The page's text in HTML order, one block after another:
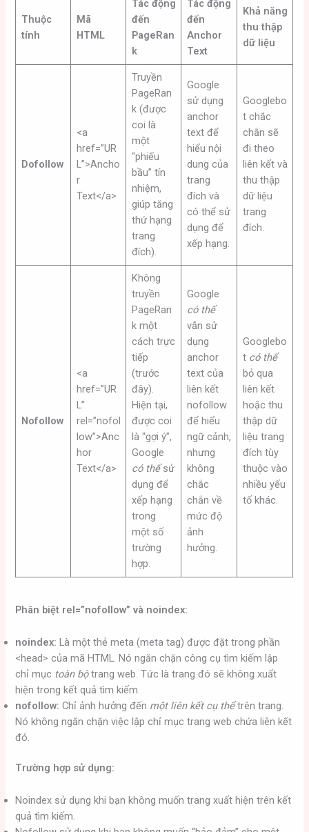
Thuộc
tính
Mã
HTML
Tác động
đến
PageRan
k
Tác động
đến
Anchor
Text
Khả năng
thu thập
dữ liệu
Dofollow
<a
href=”UR
L”>Ancho
r
Text</a>
Truyền
PageRan
k (được
coi là
một
“phiếu
bầu” tín
nhiệm,
giúp tăng
thứ hạng
trang
đích).
Google
sử dụng
anchor
text để
hiểu nội
dung của
trang
đích và
có thể sử
dụng để
xếp hạng.
Googlebo
t chắc
chắn sẽ
đi theo
liên kết và
thu thập
dữ liệu
trang
đích.
Nofollow
<a
href=”UR
L”
rel=”nofol
low”>Anc
hor
Text</a>
Không
truyền
PageRan
k một
cách trực
tiếp
(trước
đây).
Hiện tại,
được coi
là “gợi ý”,
Google
có thểsử
dụng để
xếp hạng
trong
một số
trường
hợp.
Google
có thể
vẫn sử
dụng
anchor
text của
liên kết
nofollow
để hiểu
ngữ cảnh,
nhưng
không
chắc
chắn về
mức độ
ảnh
hưởng.
Googlebo
t có thể
bỏ qua
liên kết
hoặc thu
thập dữ
liệu trang
đích tùy
thuộc vào
nhiều yếu
tố khác.
Phân biệt rel=”nofollow” và noindex:
noindex: Là một thẻ meta (meta tag) được đặt trong phần
<head> của mã HTML. Nó ngăn chặn công cụ tìm kiếm lập
chỉ mục toàn bộtrang web. Tức là trang đó sẽ không xuất
hiện trong kết quả tìm kiếm.
nofollow: Chỉ ảnh hưởng đến một liên kết cụ thểtrên trang.
Nó không ngăn chặn việc lập chỉ mục trang web chứa liên kết
đó.
Trường hợp sử dụng:
Noindex sử dụng khi bạn không muốn trang xuất hiện trên kết
quả tìm kiếm.